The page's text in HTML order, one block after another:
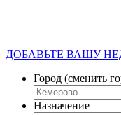
ДОБАВЬТЕ ВАШУ
Город (сменить
Назначение